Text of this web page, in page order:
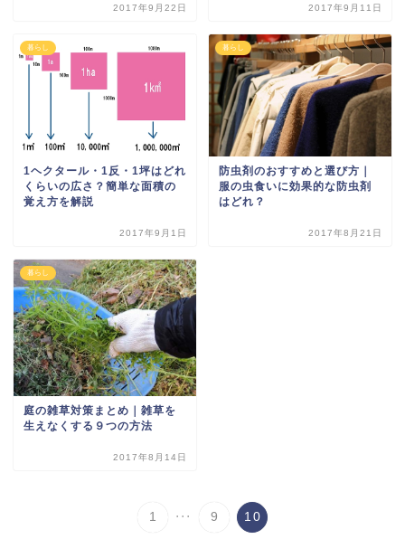
2017年9月22日 2017年9月11日
暮らし
1ヘクタール・1反・1坪はどれ
くらいの広さ？簡単な面積の
覚え方を解説
2017年9月1日
暮らし
防虫剤のおすすめと選び方｜
服の虫食いに効果的な防虫剤
はどれ？
2017年8月21日
暮らし
庭の雑草対策まとめ｜雑草を
生えなくする９つの方法
2017年8月14日
1 ... 9 10